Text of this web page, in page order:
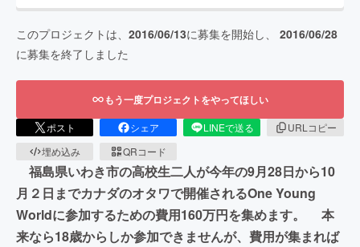
このプロジェクトは、 2016/06/13に募集を開始し、 2016/06/28
に募集を終了しました
もう一度プロジェクトをやってほしい
ポスト シェア LINEで送る
URLコピー
埋め込み
QRコード
福島県いわき市の高校生二人が今年の9月28日から10
月２日までカナダのオタワで開催されるOne Young
Worldに参加するための費用160万円を集めます。 本
来なら18歳からしか参加できませんが、費用が集まれば